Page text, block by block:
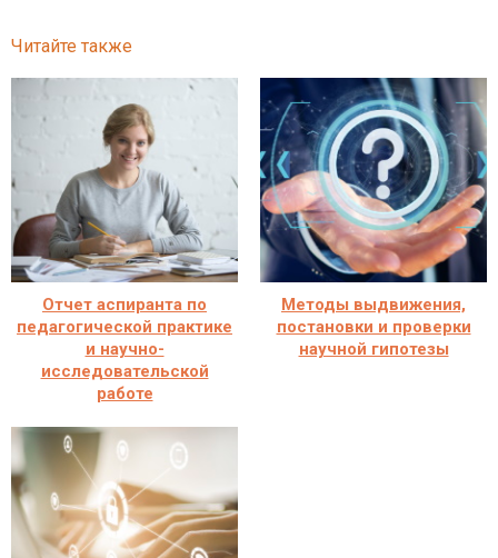
Читайте также
Отчет аспиранта по
педагогической практике
и научно-
исследовательской
работе
Методы выдвижения,
постановки и проверки
научной гипотезы